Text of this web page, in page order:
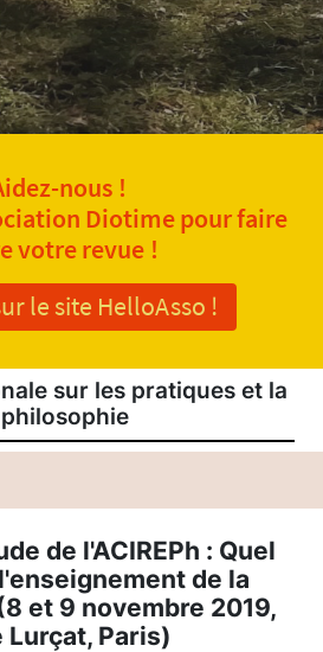
nous !
Diotime pour faire
votre revue !
le site HelloAsso !
sur les pratiques et la
de l'ACIREPh : Quel
de la
et 9 novembre 2019,
Lurçat, Paris)